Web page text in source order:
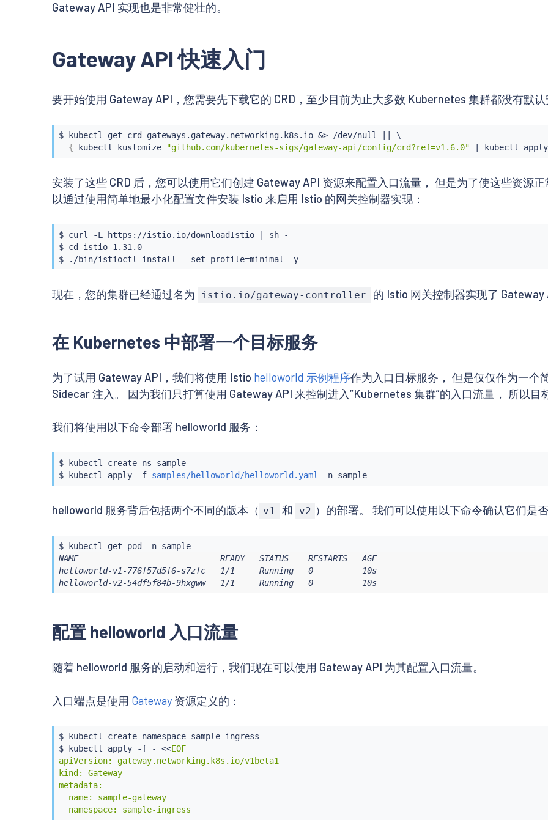
Gateway API 实现也是非常健壮的。
Gateway API 快速入门
要开始使用 Gateway API，您需要先下载它的 CRD，至少目前为止大多数 Kubernetes 集群都没有默认
$ kubectl get crd gateways.gateway.networking.k8s.io &> /dev/null
\
{
kubectl kustomize "github.com/kubernetes-sigs/gateway-api/config/crd?ref=v1.6.0" kubectl
安装了这些 CRD 后，您可以使用它们创建 Gateway API 资源来配置入口流量， 但是为了使这些资源
以通过使用简单地最小化配置文件安装 Istio 来启用 Istio 的网关控制器实现：
$ curl -L https://istio.io/downloadIstio |
sh -
$ cd istio-1.31.0
$ ./bin/istioctl install --set profile= minimal -y
现在，您的集群已经通过名为 istio.io/gateway-controller 的 Istio 网关控制器实现了 Gateway
在 Kubernetes 中部署一个目标服务
为了试用 Gateway API，我们将使用 Istio helloworld 示例程序作为入口目标服务， 但是仅仅作为一个
Sidecar 注入。 因为我们只打算使用 Gateway API 来控制进入“Kubernetes 集群”的入口流量， 所以目
我们将使用以下命令部署 helloworld 服务：
$ kubectl
create ns sample
$
kubectl apply -f samples/helloworld/helloworld.yaml -n sample
helloworld 服务背后包括两个不同的版本（ v1 和 v2 ）的部署。 我们可以使用以下命令确认它们是
$ kubectl
get pod -n sample
NAME                             READY   STATUS    RESTARTS   AGE
helloworld-v1-776f57d5f6-s7zfc   1/1     Running   0          10s
helloworld-v2-54df5f84b-9hxgww   1/1     Running   0          10s
配置 helloworld 入口流量
随着 helloworld 服务的启动和运行，我们现在可以使用 Gateway API 为其配置入口流量。
入口端点是使用 Gateway 资源定义的：
$ kubectl create namespace sample-ingress
$
kubectl apply -f - <<EOF
apiVersion: gateway.networking.k8s.io/v1beta1
kind: Gateway
metadata:
  name: sample-gateway
  namespace: sample-ingress